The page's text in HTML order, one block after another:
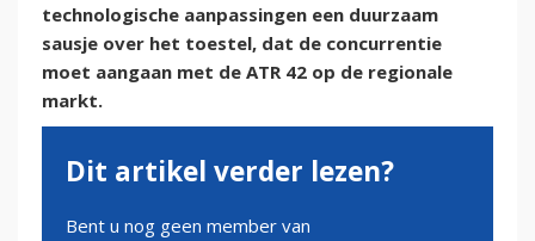
technologische aanpassingen een duurzaam
sausje over het toestel, dat de concurrentie
moet aangaan met de ATR 42 op de regionale
markt.
Dit artikel verder lezen?
Bent u nog geen member van